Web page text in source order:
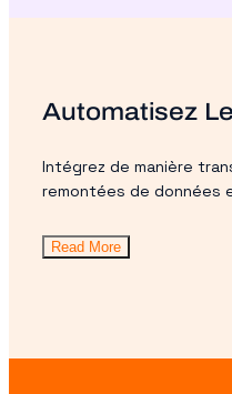
Automatisez
Intégrez de manière
remontées de données
Read More